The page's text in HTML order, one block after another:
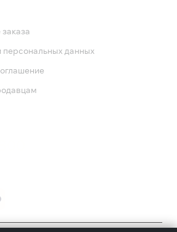
персональных данных